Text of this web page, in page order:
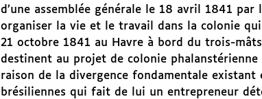
d’une assemblée générale le 18 avril 1841
organiser la vie et le travail dans la colonie
21 octobre 1841 au Havre à bord du trois-mâts
destinent au projet de colonie phalanstérienne
raison de la divergence fondamentale
brésiliennes qui fait de lui un entrepreneur